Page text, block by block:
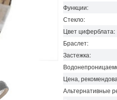
Функции:
Стекло:
Цвет циферблата:
Браслет:
Застежка:
Цена,
Альтернативные